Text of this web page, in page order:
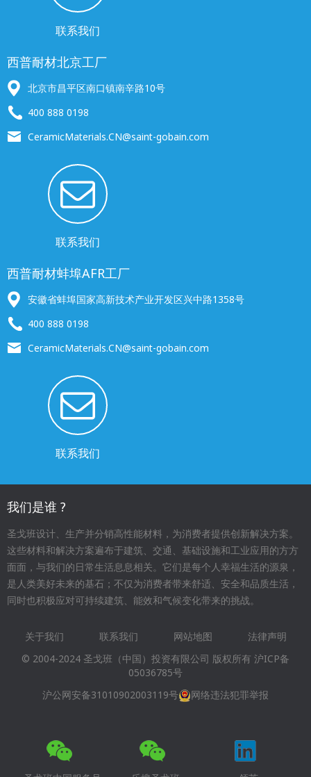
联系我们
西普耐材北京工厂
北京市昌平区南口镇南辛路10号
400 888 0198
CeramicMaterials.CN@saint-gobain.com
联系我们
西普耐材蚌埠AFR工厂
安徽省蚌埠国家高新技术产业开发区兴中路1358号
400 888 0198
CeramicMaterials.CN@saint-gobain.com
联系我们
我们是谁 ?
圣戈班设计、生产并分销高性能材料，为消费者提供创新解决方案。
这些材料和解决方案遍布于建筑、交通、基础设施和工业应用的方方
面面，与我们的日常生活息息相关。它们是每个人幸福生活的源泉，
是人类美好未来的基石；不仅为消费者带来舒适、安全和品质生活，
同时也积极应对可持续建筑、能效和气候变化带来的挑战。
Footer
menu
关于我们 联系我们 网站地图
法律声明
© 2004-2024 圣戈班（中国）投资有限公司 版权所有 沪ICP备
05036785号
沪公网安备31010902003119号
网络违法犯罪举报